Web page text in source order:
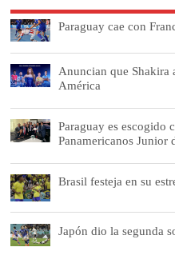
Paraguay cae con
Anuncian que Shakira
América
Paraguay es escogido
Panamericanos Junior
Brasil festeja en su
Japón dio la segunda